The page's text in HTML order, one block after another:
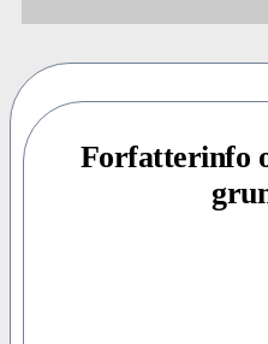
Forfatterinfo